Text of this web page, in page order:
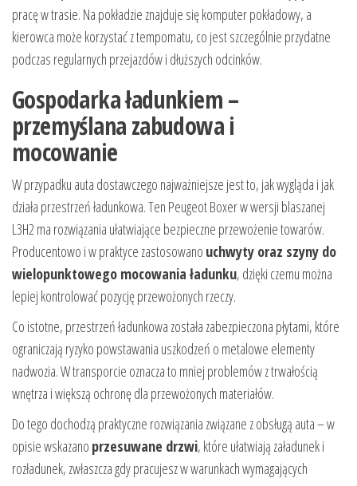
pracę w trasie. Na pokładzie znajduje się komputer pokładowy, a
kierowca może korzystać z tempomatu, co jest szczególnie przydatne
podczas regularnych przejazdów i dłuższych odcinków.
Gospodarka ładunkiem –
przemyślana zabudowa i
mocowanie
W przypadku auta dostawczego najważniejsze jest to, jak wygląda i jak
działa przestrzeń ładunkowa. Ten Peugeot Boxer w wersji blaszanej
L3H2 ma rozwiązania ułatwiające bezpieczne przewożenie towarów.
Producentowo i w praktyce zastosowano uchwyty oraz szyny do
wielopunktowego mocowania ładunku, dzięki czemu można
lepiej kontrolować pozycję przewożonych rzeczy.
Co istotne, przestrzeń ładunkowa została zabezpieczona płytami, które
ograniczają ryzyko powstawania uszkodzeń o metalowe elementy
nadwozia. W transporcie oznacza to mniej problemów z trwałością
wnętrza i większą ochronę dla przewożonych materiałów.
Do tego dochodzą praktyczne rozwiązania związane z obsługą auta – w
opisie wskazano przesuwane drzwi, które ułatwiają załadunek i
rozładunek, zwłaszcza gdy pracujesz w warunkach wymagających